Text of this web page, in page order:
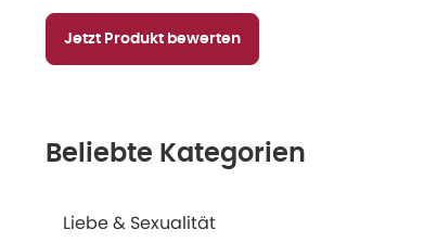
Jetzt Produkt bewerten
Beliebte Kategorien
Liebe & Sexualität